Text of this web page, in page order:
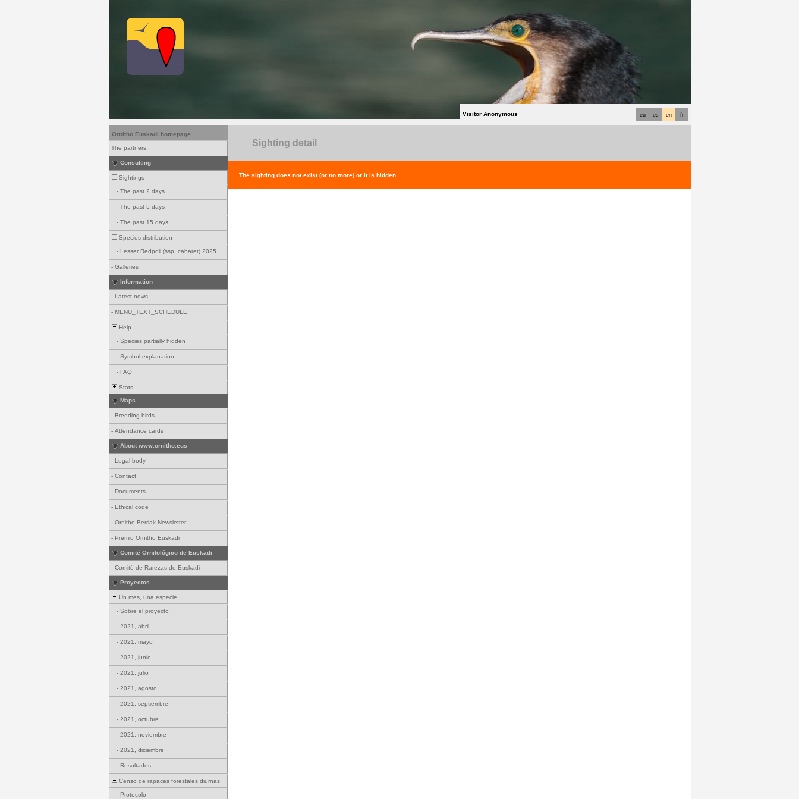
fr
en
es
eu
Visitor Anonymous
Ornitho Euskadi homepage
The partners
Consulting
Sightings
- The past 2 days
- The past 5 days
- The past 15 days
Species distribution
- Lesser Redpoll (ssp. cabaret) 2025
- Galleries
Information
- Latest news
- MENU_TEXT_SCHEDULE
Help
- Species partially hidden
- Symbol explanation
- FAQ
Stats
Maps
- Breeding birds
- Attendance cards
About www.ornitho.eus
- Legal body
- Contact
- Documents
- Ethical code
- Ornitho Berriak Newsletter
- Premio Ornitho Euskadi
Comité Ornitológico de Euskadi
- Comité de Rarezas de Euskadi
Proyectos
Un mes, una especie
- Sobre el proyecto
- 2021, abril
- 2021, mayo
- 2021, junio
- 2021, julio
- 2021, agosto
- 2021, septiembre
- 2021, octubre
- 2021, noviembre
- 2021, diciembre
- Resultados
Censo de rapaces forestales diurnas
- Protocolo
Sighting detail
The sighting does not exist (or no more) or it is hidden.